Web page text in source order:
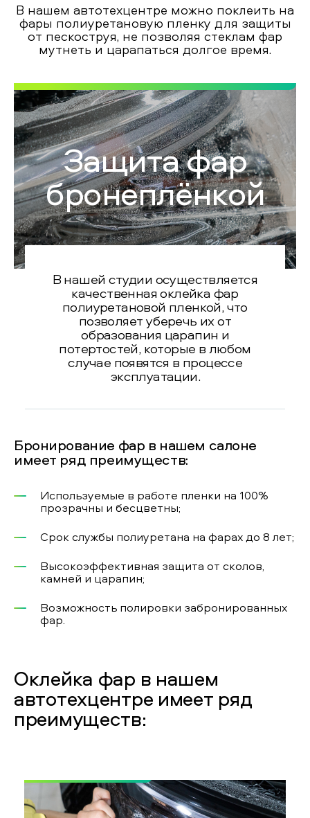
В нашем автотехцентре можно поклеить на
фары полиуретановую пленку для защиты
от пескоструя, не позволяя стеклам фар
мутнеть и царапаться долгое время.
Защита фар
бронеплёнкой
В нашей студии осуществляется
качественная оклейка фар
полиуретановой пленкой, что
позволяет уберечь их от
образования царапин и
потертостей, которые в любом
случае появятся в процессе
эксплуатации.
Бронирование фар в нашем салоне
имеет ряд преимуществ:
Используемые в работе пленки на 100%
прозрачны и бесцветны;
Срок службы полиуретана на фарах до 8 лет;
Высокоэффективная защита от сколов,
камней и царапин;
Возможность полировки забронированных
фар.
Оклейка фар в нашем
автотехцентре имеет ряд
преимуществ: